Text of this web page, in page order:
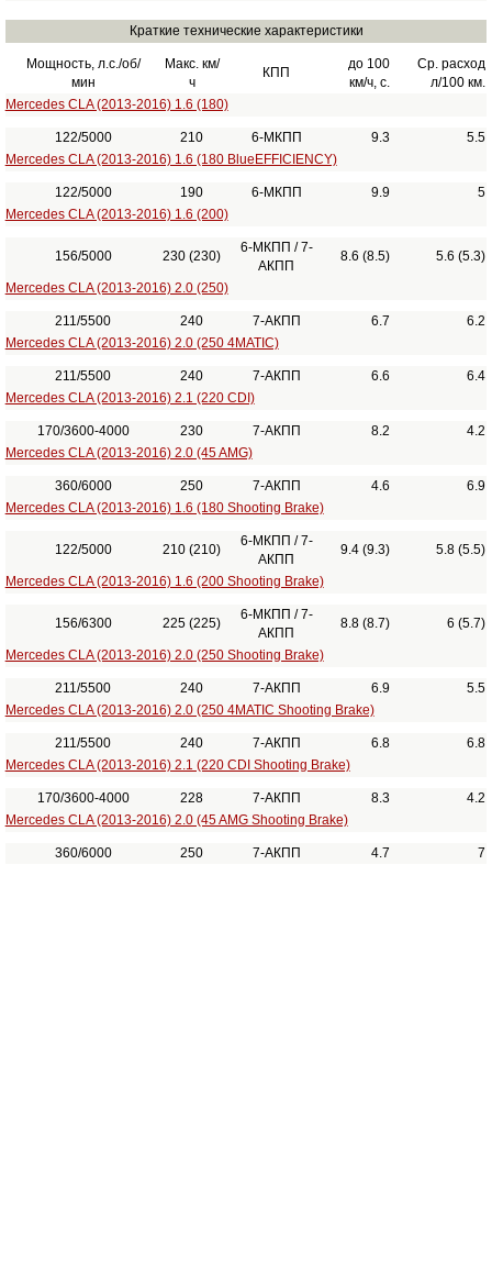
Краткие технические характеристики
Мощность, л.с./об/
мин
Макс. км/
ч
КПП
до 100
км/ч, с.
Ср. расход
л/100 км.
Mercedes CLA (2013-2016) 1.6 (180)
122/5000 210 6-МКПП 9.3
5.5
Mercedes CLA (2013-2016) 1.6 (180 BlueEFFICIENCY)
122/5000 190 6-МКПП 9.9
5
Mercedes CLA (2013-2016) 1.6 (200)
156/5000 230 (230)
6-МКПП / 7-
АКПП
8.6 (8.5) 5.6 (5.3)
Mercedes CLA (2013-2016) 2.0 (250)
211/5500 240 7-АКПП 6.7
6.2
Mercedes CLA (2013-2016) 2.0 (250 4MATIC)
211/5500 240 7-АКПП 6.6
6.4
Mercedes CLA (2013-2016) 2.1 (220 CDI)
170/3600-4000 230 7-АКПП 8.2
4.2
Mercedes CLA (2013-2016) 2.0 (45 AMG)
360/6000 250 7-АКПП 4.6
6.9
Mercedes CLA (2013-2016) 1.6 (180 Shooting Brake)
122/5000 210 (210)
6-МКПП / 7-
АКПП
9.4 (9.3) 5.8 (5.5)
Mercedes CLA (2013-2016) 1.6 (200 Shooting Brake)
156/6300 225 (225)
6-МКПП / 7-
АКПП
8.8 (8.7) 6 (5.7)
Mercedes CLA (2013-2016) 2.0 (250 Shooting Brake)
211/5500 240 7-АКПП 6.9
5.5
Mercedes CLA (2013-2016) 2.0 (250 4MATIC Shooting Brake)
211/5500 240 7-АКПП 6.8
6.8
Mercedes CLA (2013-2016) 2.1 (220 CDI Shooting Brake)
170/3600-4000 228 7-АКПП 8.3
4.2
Mercedes CLA (2013-2016) 2.0 (45 AMG Shooting Brake)
360/6000 250 7-АКПП 4.7 7